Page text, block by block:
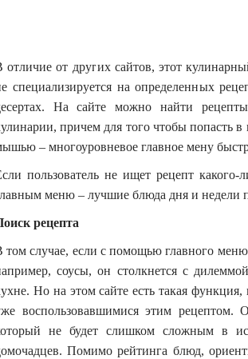
отличие от других сайтов, этот
специализируется на определенных
На сайте можно найти
причем для того чтобы попасть
– многоуровневое главное мену
пользователь не ищет рецепт
меню – лучшие блюда дня и недели
рецепта
том случае, если с помощью главного
соусы, он столкнется с
Но на этом сайте есть такая
воспользовавшимися этим рецептом.
не будет слишком сложным в
Помимо рейтинга блюд,